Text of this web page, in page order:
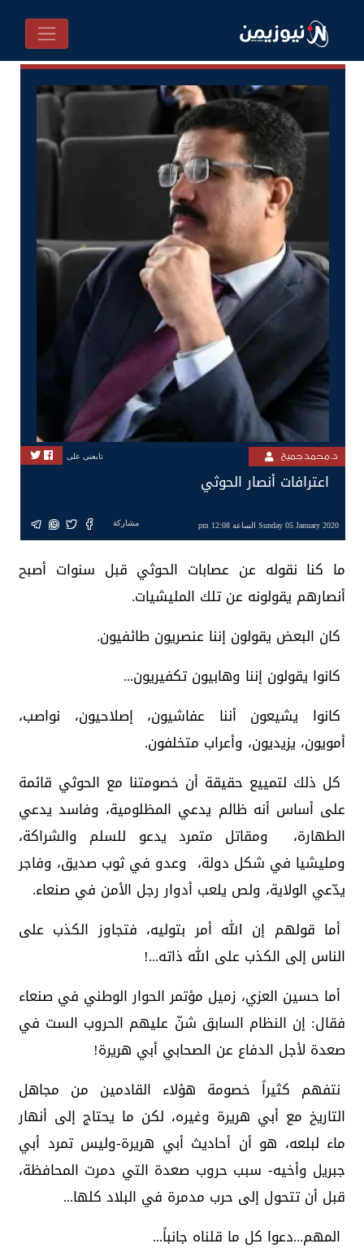
د. محمد جميح تابعنى على
اعترافات أنصار الحوثي
Sunday 05 January 2020 الساعة 12:08 pm مشاركة
ما كنا نقوله عن عصابات الحوثي قبل سنوات أصبح
أنصارهم يقولونه عن تلك المليشيات.
كان البعض يقولون إننا عنصريون طائفيون.
كانوا يقولون إننا وهابيون تكفيريون...
كانوا يشيعون أننا عفاشيون، إصلاحيون، نواصب،
أمويون، يزيديون، وأعراب متخلفون.
كل ذلك لتمييع حقيقة أن خصومتنا مع الحوثي قائمة
على أساس أنه ظالم يدعي المظلومية، وفاسد يدعي
الطهارة، ومقاتل متمرد يدعو للسلم والشراكة،
ومليشيا في شكل دولة، وعدو في ثوب صديق، وفاجر
يدّعي الولاية، ولص يلعب أدوار رجل الأمن في صنعاء.
أما قولهم إن الله أمر بتوليه، فتجاوز الكذب على
الناس إلى الكذب على الله ذاته...!
أما حسين العزي، زميل مؤتمر الحوار الوطني في صنعاء
فقال: إن النظام السابق شنّ عليهم الحروب الست في
صعدة لأجل الدفاع عن الصحابي أبي هريرة!
نتفهم كثيراً خصومة هؤلاء القادمين من مجاهل
التاريخ مع أبي هريرة وغيره، لكن ما يحتاج إلى أنهار
ماء لبلعه، هو أن أحاديث أبي هريرة-وليس تمرد أبي
جبريل وأخيه- سبب حروب صعدة التي دمرت المحافظة،
قبل أن تتحول إلى حرب مدمرة في البلاد كلها...
المهم...دعوا كل ما قلناه جانباً...